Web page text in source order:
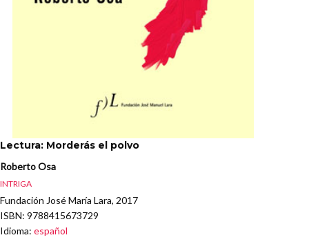
Lectura: Morderás el polvo
Roberto Osa
INTRIGA
Fundación José María Lara, 2017
ISBN: 9788415673729
Idioma: español